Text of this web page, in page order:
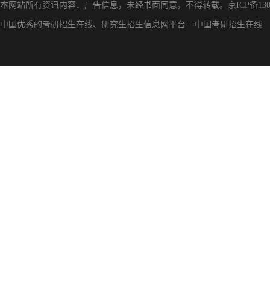
本网站所有资讯内容、广告信息，未经书面同意，不得转载。 京ICP备
中国优秀的考研招生在线、 研究生招生信息网 平台---中国考研招生在线